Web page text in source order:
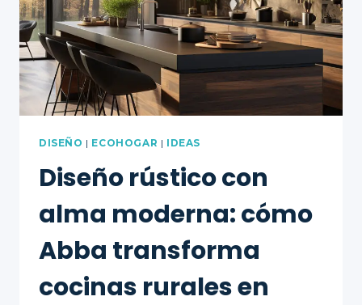
DISEÑO | ECOHOGAR | IDEAS
Diseño rústico con
alma moderna: cómo
Abba transforma
cocinas rurales en